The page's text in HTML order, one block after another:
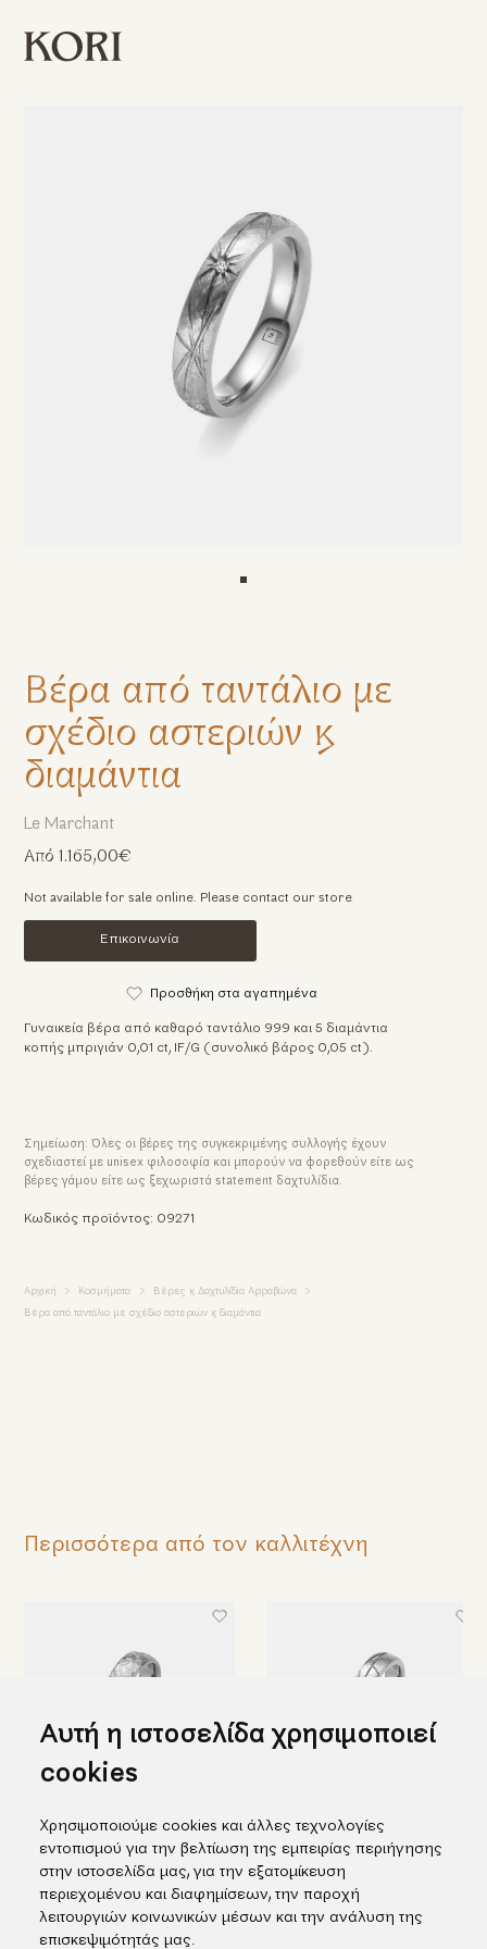
Αυτή η ιστοσελίδα χρησιμοποιεί
cookies
Χρησιμοποιούμε cookies και άλλες τεχνολογίες
εντοπισμού για την βελτίωση της εμπειρίας περιήγησης
στην ιστοσελίδα μας, για την εξατομίκευση
περιεχομένου και διαφημίσεων, την παροχή
λειτουργιών κοινωνικών μέσων και την ανάλυση της
επισκεψιμότητάς μας.
Le Marchant
Από 1.165,00€
Not available for sale online. Please contact our store
Επικοινωνία
Προσθήκη στα αγαπημένα
Γυναικεία βέρα από καθαρό ταντάλιο 999 και 5 διαμάντια
κοπής μπριγιάν 0,01 ct, IF/G (συνολικό βάρος 0,05 ct).
Σημείωση: Όλες οι βέρες της συγκεκριμένης συλλογής έχουν
σχεδιαστεί με unisex φιλοσοφία και μπορούν να φορεθούν είτε ως
βέρες γάμου είτε ως ξεχωριστά statement δαχτυλίδια.
Κωδικός προϊόντος: 09271
Αρχική Κοσμήματα Βέρες & Δαχτυλίδια Αρραβώνα
Βέρα από ταντάλιο με σχέδιο αστεριών & διαμάντια
Βέρα από ταντάλιο με
σχέδιο αστεριών &
διαμάντια
Περισσότερα από τον καλλιτέχνη
Βέρα από ταντάλιο με
ιδιαίτερη επιφάνεια
Από 1.076,00€
Βέρα από ταντάλιο με σχέδιο
αστεριών
Από 975,00€